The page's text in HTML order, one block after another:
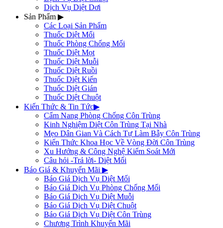
Dịch Vụ Diệt Dơi
Sản Phẩm ▶
Các Loại Sản Phẩm
Thuốc Diệt Mối
Thuốc Phòng Chống Mối
Thuốc Diệt Mọt
Thuốc Diệt Muỗi
Thuốc Diệt Ruồi
Thuốc Diệt Kiến
Thuốc Diệt Gián
Thuốc Diệt Chuột
Kiến Thức & Tin Tức▶
Cẩm Nang Phòng Chống Côn Trùng
Kinh Nghiệm Diệt Côn Trùng Tại Nhà
Mẹo Dân Gian Và Cách Tự Làm Bẫy Côn Trùng
Kiến Thức Khoa Học Về Vòng Đời Côn Trùng
Xu Hướng & Công Nghệ Kiểm Soát Mới
Câu hỏi -Trả lời- Diệt Mối
Báo Giá & Khuyến Mãi ▶
Báo Giá Dịch Vụ Diệt Mối
Báo Giá Dịch Vụ Phòng Chống Mối
Báo Giá Dịch Vụ Diệt Muỗi
Báo Giá Dịch Vụ Diệt Chuột
Báo Giá Dịch Vụ Diệt Côn Trùng
Chương Trình Khuyến Mãi